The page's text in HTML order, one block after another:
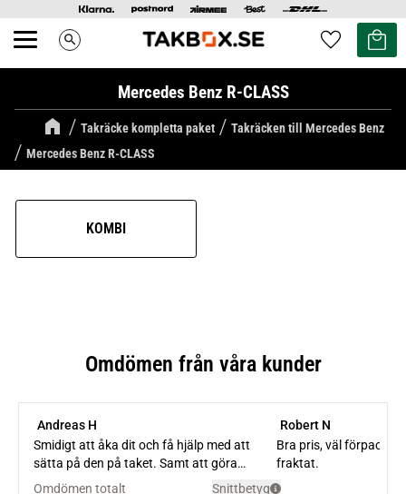
Meny search Favoriter
Kundvagn
Mercedes Benz R-CLASS
Takräcke kompletta paket
Takräcken till Mercedes Benz
Mercedes Benz R-CLASS
KOMBI